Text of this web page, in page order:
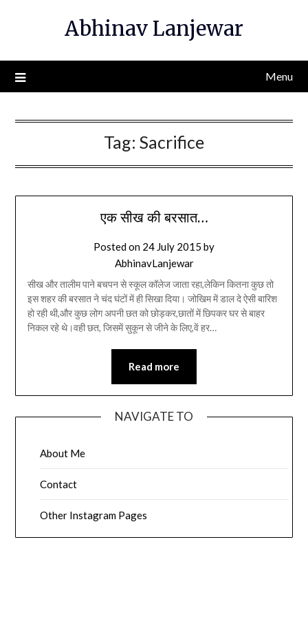
Abhinav Lanjewar
Menu
Tag: Sacrifice
एक सीख की बरसात…
Posted on 24 July 2015 by
AbhinavLanjewar
सीख और तालीम पाने बचपन से स्कूल कॉलेज जाता रहा,लेकिन कितना कुछ तो
इस शहर की बरसात ने चंद घंटों में ही सिखा दिया। जोखिम में डाल दे ऐसी बारिश
हो रही थी,और कुछ लोग अपनी छत को छोड़कर,छातों में छिपकर घर से बाहर
निकल रहे थे।वही छत, जिसमें सुकून से जीने के लिए,वें हर…
Read more
NAVIGATE TO
About Me
Contact
Other Instagram Pages